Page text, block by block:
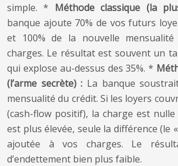
simple. * Méthode classique (la
banque ajoute 70% de vos futurs
et 100% de la nouvelle
charges. Le résultat est souvent un
qui explose au-dessus des 35%. *
(l’arme secrète) : La banque
mensualité du crédit. Si les loyers
(cash-flow positif), la charge est nulle
est plus élevée, seule la différence (le
ajoutée à vos charges. Le
d’endettement bien plus faible.